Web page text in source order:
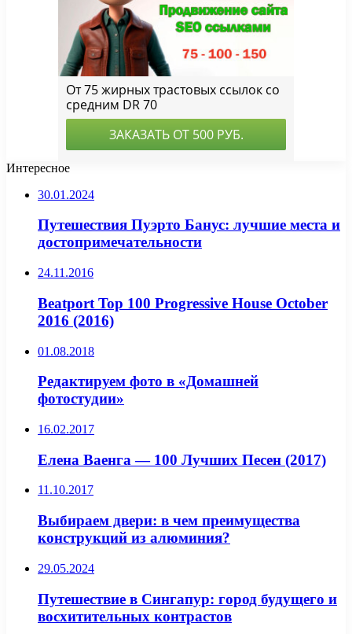
Интересное
30.01.2024
Путешествия Пуэрто Банус: лучшие места и
достопримечательности
24.11.2016
Beatport Top 100 Progressive House October
2016 (2016)
01.08.2018
Редактируем фото в «Домашней
фотостудии»
16.02.2017
Елена Ваенга — 100 Лучших Песен (2017)
11.10.2017
Выбираем двери: в чем преимущества
конструкций из алюминия?
29.05.2024
Путешествие в Сингапур: город будущего и
восхитительных контрастов